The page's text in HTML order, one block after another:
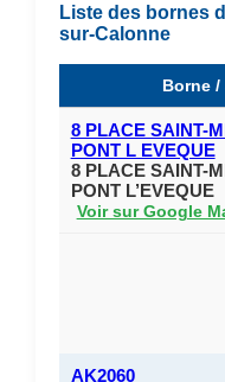
Liste des bornes
sur-Calonne
Borne
8 PLACE SAINT-
PONT L EVEQUE
8 PLACE SAINT-
PONT L’EVEQUE
Voir sur Google
AK2060